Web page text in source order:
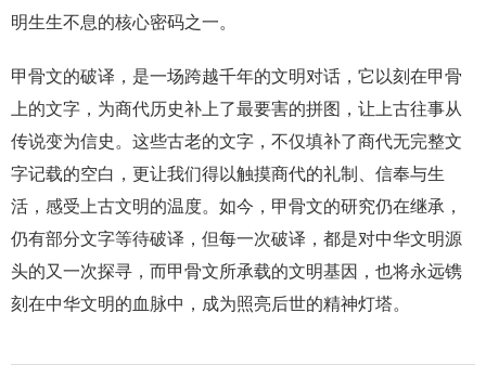
明生生不息的核心密码之一。
甲骨文的破译，是一场跨越千年的文明对话，它以刻在甲骨
上的文字，为商代历史补上了最要害的拼图，让上古往事从
传说变为信史。这些古老的文字，不仅填补了商代无完整文
字记载的空白，更让我们得以触摸商代的礼制、信奉与生
活，感受上古文明的温度。如今，甲骨文的研究仍在继承，
仍有部分文字等待破译，但每一次破译，都是对中华文明源
头的又一次探寻，而甲骨文所承载的文明基因，也将永远镌
刻在中华文明的血脉中，成为照亮后世的精神灯塔。